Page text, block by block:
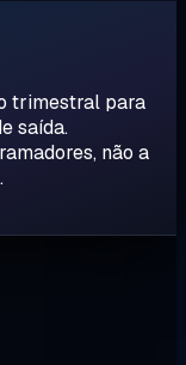
trimestral para
saída.
não a